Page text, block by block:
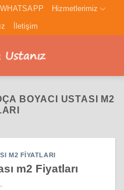
WHATSAPP
Hizmetlerimiz
İletişim
BOYACI USTASI M2
M2 FIYATLARI
m2 Fiyatları